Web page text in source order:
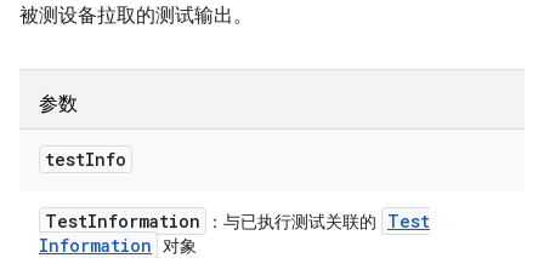
被测设备拉取的测试输出。
参数
testInfo
TestInformation ：与已执行测试关联的
Test
Information 对象